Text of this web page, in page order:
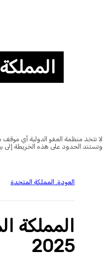
لا تتخذ منظمة العفو الدولية أي موقف
وتستند الحدود على هذه الخريطة إلى
العودة. المملكة المتحدة
المملكة
2025